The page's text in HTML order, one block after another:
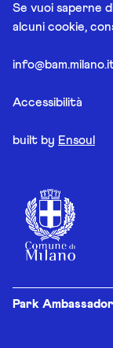
Se vuoi saperne
alcuni cookie,
Accessibilità
built by Ensoul
Park Ambassador